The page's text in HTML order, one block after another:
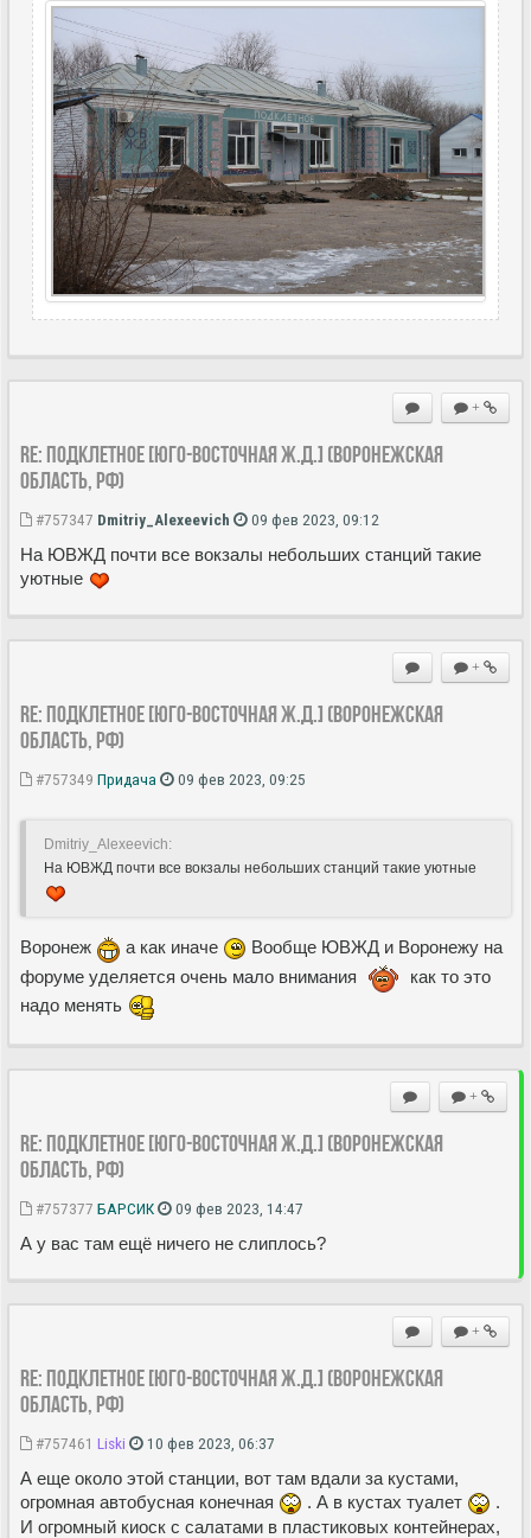
+
Re: Подклетное [Юго-Восточная ж.д.] (Воронежская
область, РФ)
#757347 Dmitriy_Alexeevich 09 фев 2023, 09:12
На ЮВЖД почти все вокзалы небольших станций такие
уютные
+
Re: Подклетное [Юго-Восточная ж.д.] (Воронежская
область, РФ)
#757349 Придача 09 фев 2023, 09:25
Dmitriy_Alexeevich:
На ЮВЖД почти все вокзалы небольших станций такие уютные
Воронеж а как иначе
Вообще ЮВЖД и Воронежу на
форуме уделяется очень мало внимания
как то это
надо менять
+
Re: Подклетное [Юго-Восточная ж.д.] (Воронежская
область, РФ)
#757377 БАРСИК 09 фев 2023, 14:47
А у вас там ещё ничего не слиплось?
+
Re: Подклетное [Юго-Восточная ж.д.] (Воронежская
область, РФ)
#757461 Liski 10 фев 2023, 06:37
А еще около этой станции, вот там вдали за кустами,
огромная автобусная конечная
. А в кустах туалет
.
И огромный киоск с салатами в пластиковых контейнерах,